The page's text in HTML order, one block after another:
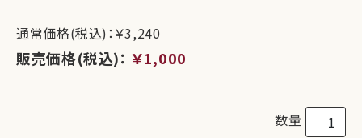
通常価格(税込)：￥3,240
販売価格(税込)： ￥1,000
数量